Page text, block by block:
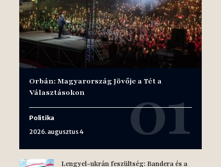
Orbán: Magyarország Jövője a Tét a
Választásokon
Politika
2026. augusztus 4
Lengyel-ukrán feszültség: Bandera és a